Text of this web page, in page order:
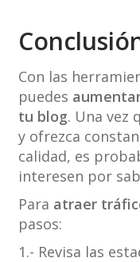
Con las
puedes
tu blog. Una vez
y ofrezca
calidad, es
interesen por
Para atraer
pasos:
1.- Revisa las